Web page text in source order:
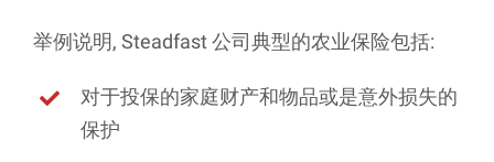
举例说明, Steadfast 公司典型的农业保险包括:
对于投保的家庭财产和物品或是意外损失的
保护